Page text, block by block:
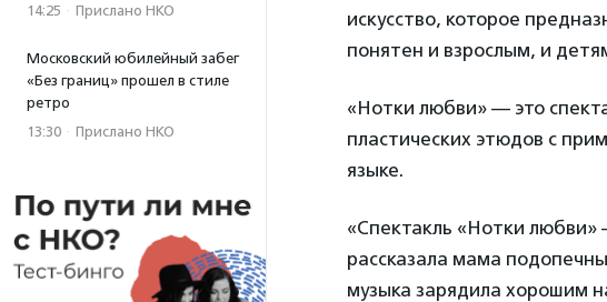
14:25 · Прислано НКО
Московский юбилейный забег
«Без границ» прошел в стиле
ретро
13:30 · Прислано НКО
искусство, которое
понятен и взрослым, и
«Нотки любви» — это
пластических этюдов с
языке.
«Спектакль «Нотки
рассказала мама
музыка зарядила хорошим